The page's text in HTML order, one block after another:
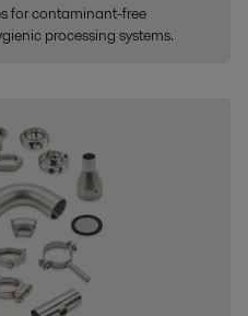
for contaminant-free
processing systems.